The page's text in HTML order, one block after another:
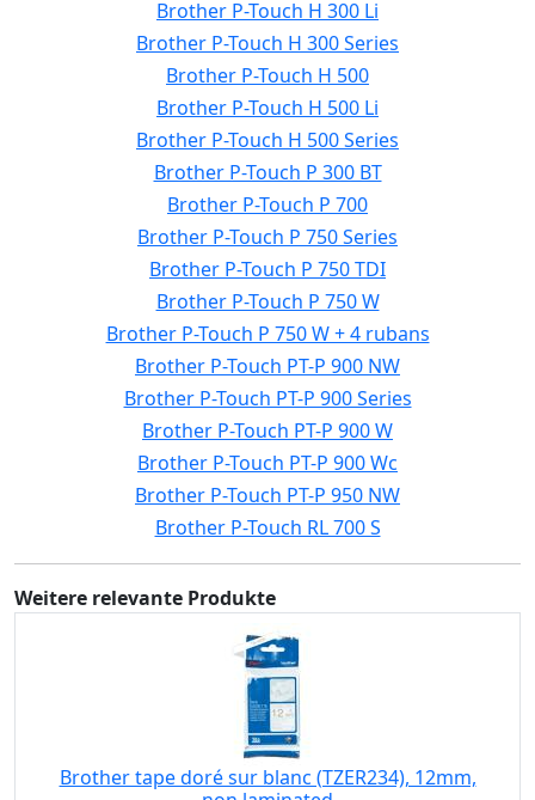
Brother P-Touch H 300 Li
Brother P-Touch H 300 Series
Brother P-Touch H 500
Brother P-Touch H 500 Li
Brother P-Touch H 500 Series
Brother P-Touch P 300 BT
Brother P-Touch P 700
Brother P-Touch P 750 Series
Brother P-Touch P 750 TDI
Brother P-Touch P 750 W
Brother P-Touch P 750 W + 4 rubans
Brother P-Touch PT-P 900 NW
Brother P-Touch PT-P 900 Series
Brother P-Touch PT-P 900 W
Brother P-Touch PT-P 900 Wc
Brother P-Touch PT-P 950 NW
Brother P-Touch RL 700 S
Weitere relevante Produkte
Brother tape doré sur blanc (TZER234), 12mm,